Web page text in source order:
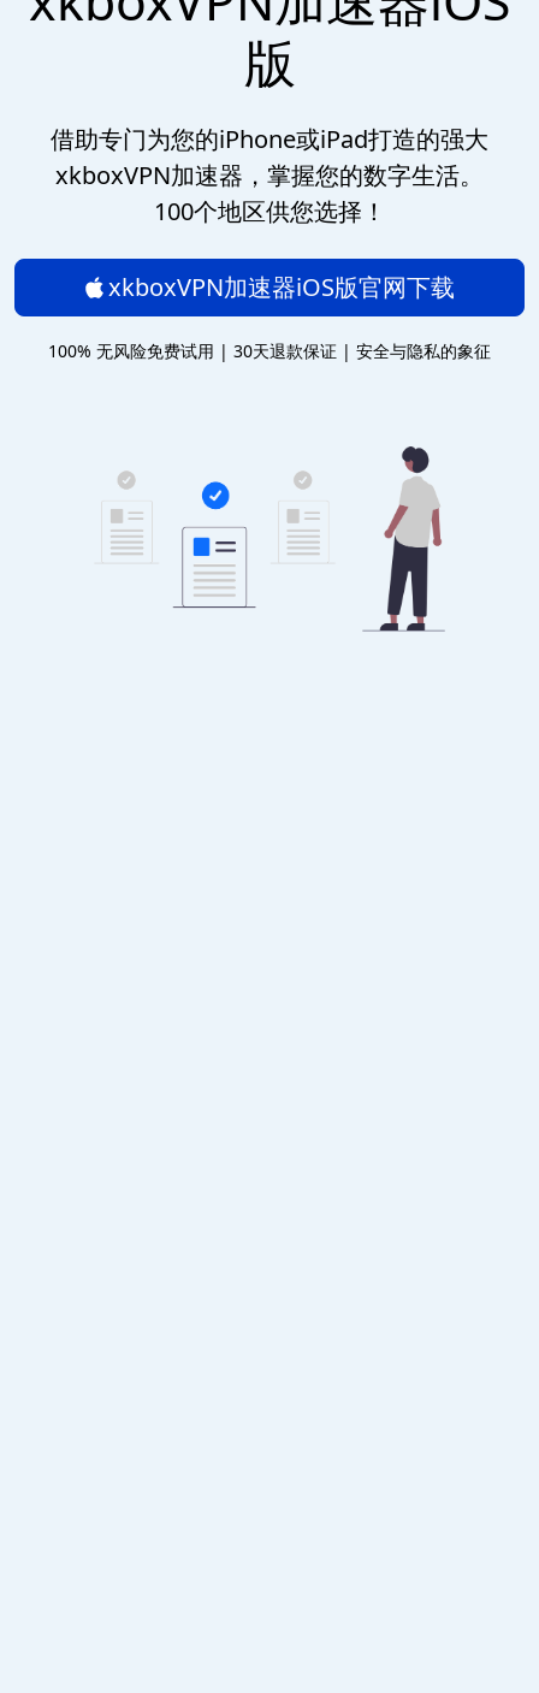
版
借助专门为您的iPhone或iPad打造的强大
xkboxVPN加速器，掌握您的数字生活。
100个地区供您选择！
xkboxVPN加速器iOS版官网下载
100% 无风险免费试用 | 30天退款保证 | 安全与隐私的象征